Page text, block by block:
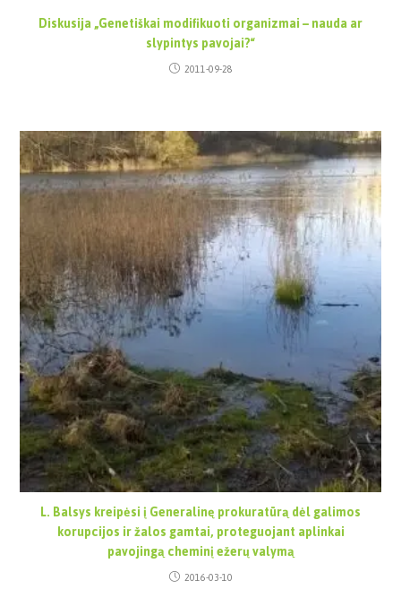
Diskusija „Genetiškai modifikuoti organizmai – nauda ar
slypintys pavojai?“
2011-09-28
L. Balsys kreipėsi į Generalinę prokuratūrą dėl galimos
korupcijos ir žalos gamtai, proteguojant aplinkai
pavojingą cheminį ežerų valymą
2016-03-10